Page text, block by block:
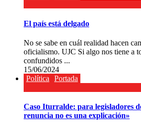
El país está delgado
No se sabe en cuál realidad hacen
oficialismo. UJC Si algo nos tiene a
confundidos ...
15/06/2024
Política
Portada
Caso Iturralde: para legisladores
renuncia no es una explicación»